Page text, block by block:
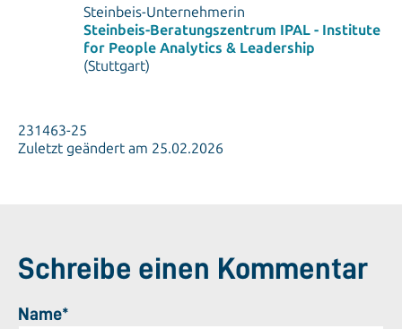
Steinbeis-Unternehmerin
Steinbeis-Beratungszentrum IPAL - Institute
for People Analytics & Leadership
(Stuttgart)
231463-25
Zuletzt geändert am 25.02.2026
Schreibe einen Kommentar
Name*